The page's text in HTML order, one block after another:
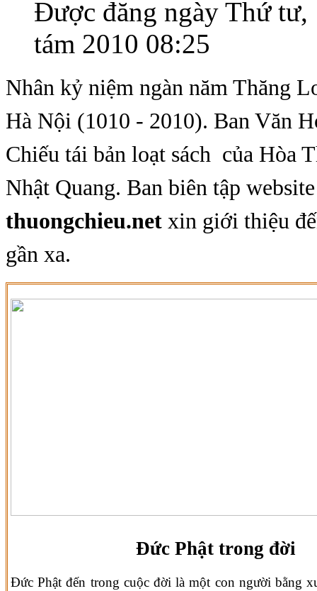
Được đăng ngày Thứ tư,
tám 2010 08:25
Nhân kỷ niệm ngàn năm Thăng
Hà Nội (1010 - 2010). Ban Văn
Chiếu tái bản loạt sách của Hòa
Nhật Quang. Ban biên tập website
thuongchieu.net xin giới thiệu
gần xa.
Đức Phật trong đời
Đức Phật đến trong cuộc đời là một con người bằng